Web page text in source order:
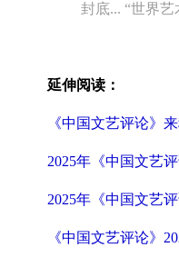
封底... “世界
延伸阅读：
《中国文艺评论》
2025年《中国文艺
2025年《中国文艺
《中国文艺评论》